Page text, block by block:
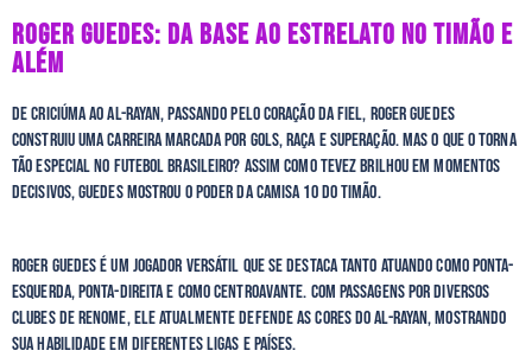
ROGER GUEDES: DA BASE AO ESTRELATO NO TIMÃO E
ALÉM
De Criciúma ao Al-Rayan, passando pelo coração da Fiel, Roger Guedes
construiu uma carreira marcada por gols, raça e superação. Mas o que o torna
tão especial no futebol brasileiro? Assim como Tevez brilhou em momentos
decisivos, Guedes mostrou o poder da camisa 10 do timão.
Roger Guedes é um jogador versátil que se destaca tanto atuando como ponta-
esquerda, ponta-direita e como centroavante. Com passagens por diversos
clubes de renome, ele atualmente defende as cores do Al-Rayan, mostrando
sua habilidade em diferentes ligas e países.